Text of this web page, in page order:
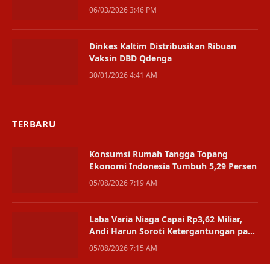
06/03/2026 3:46 PM
Dinkes Kaltim Distribusikan Ribuan
Vaksin DBD Qdenga
30/01/2026 4:41 AM
TERBARU
Konsumsi Rumah Tangga Topang
Ekonomi Indonesia Tumbuh 5,29 Persen
05/08/2026 7:19 AM
Laba Varia Niaga Capai Rp3,62 Miliar,
Andi Harun Soroti Ketergantungan pada
Satu Bisnis
05/08/2026 7:15 AM